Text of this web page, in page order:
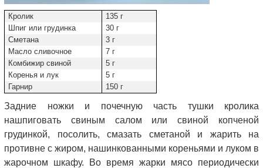
Кролик
135 г
Шпиг или грудинка
30 г
Сметана
3 г
Масло сливочное
7 г
Комбижир свиной
5 г
Коренья и лук
5 г
Гарнир
150 г
Задние ножки и почечную часть тушки кролика
нашпиговать свиным салом или свиной копченой
грудинкой, посолить, смазать сметаной и жарить на
противне с жиром, нашинкованными кореньями и луком в
жарочном шкафу. Во время жарки мясо периодически